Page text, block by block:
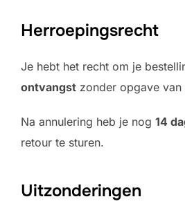
Herroepingsrecht
Je hebt het recht om je
ontvangst zonder opgave van
Na annulering heb je nog 14
retour te sturen.
Uitzonderingen